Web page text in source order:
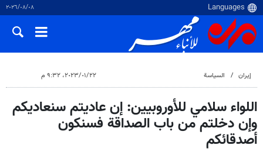
٠٨‏/٠٨‏/٢٠٢٦
إيران السياسة ٢٢‏/٠١‏/٢٠٢٣، ٩:٣٢ م
اللواء سلامي للأوروبيين: إن عاديتم سنعاديكم
وإن دخلتم من باب الصداقة فسنكون
أصدقائكم